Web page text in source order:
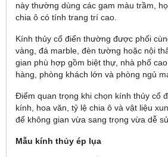
này thường dùng các gam màu trầm,
chia ô có tính trang trí cao.
Kính thủy cổ điển thường được phối
vàng, đá marble, đèn tường hoặc nội
gian phù hợp gồm biệt thự, nhà phố
hàng, phòng khách lớn và phòng ngủ
Điểm quan trọng khi chọn kính thủy cổ
kính, hoa văn, tỷ lệ chia ô và vật liệu
để không gian vừa sang trọng vừa dễ
Mẫu kính thủy ép lụa